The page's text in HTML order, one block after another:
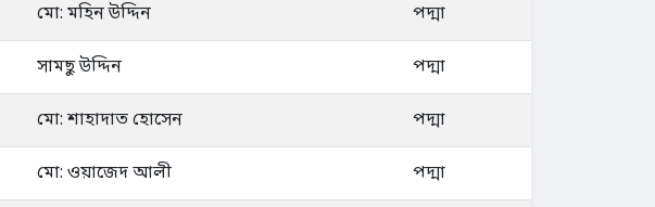
মো: মহিন উদ্দিন পদ্মা
সামছু উদ্দিন পদ্মা
মো: শাহাদাত হোসেন পদ্মা
মো: ওয়াজেদ আলী পদ্মা